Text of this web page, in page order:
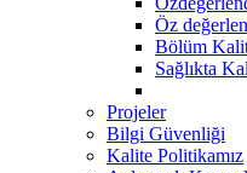
Öz
Bölüm
Sağlıkta
Projeler
Bilgi Güvenliği
Kalite Politikamız